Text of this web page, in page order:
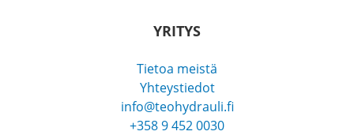
YRITYS
Tietoa meistä
Yhteystiedot
info@teohydrauli.fi
+358 9 452 0030